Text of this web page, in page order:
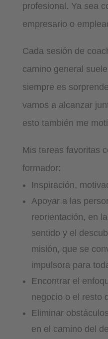
profesional. Ya sea
empresario o
Cada sesión de
camino general
siempre es
vamos a alcanzar
esto también me
Mis tareas favoritas
formador:
Inspiración,
Apoyar a las
reorientación, en
sentido y el
misión, que se
impulsora para
Encontrar el
negocio o el resto
Eliminar
en el camino del